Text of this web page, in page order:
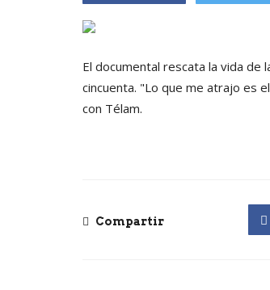
El documental rescata la vida de
cincuenta. "Lo que me atrajo es
con Télam.
Compartir